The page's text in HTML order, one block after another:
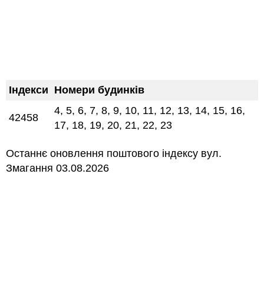
Індекси Номери будинків
42458
4, 5, 6, 7, 8, 9, 10, 11, 12, 13, 14, 15, 16,
17, 18, 19, 20, 21, 22, 23
Останнє оновлення поштового індексу вул.
Змагання 03.08.2026